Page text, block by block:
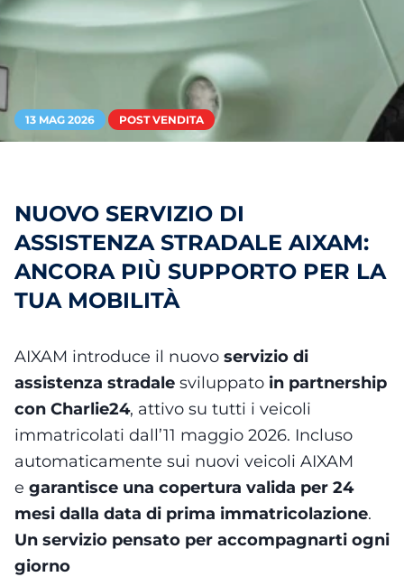
13 MAG 2026 POST VENDITA
NUOVO SERVIZIO DI
ASSISTENZA STRADALE AIXAM:
ANCORA PIÙ SUPPORTO PER LA
TUA MOBILITÀ
AIXAM introduce il nuovo servizio di
assistenza stradale sviluppato in partnership
con Charlie24, attivo su tutti i veicoli
immatricolati dall’11 maggio 2026. Incluso
automaticamente sui nuovi veicoli AIXAM
e garantisce una copertura valida per 24
mesi dalla data di prima immatricolazione.
Un servizio pensato per accompagnarti ogni
giorno